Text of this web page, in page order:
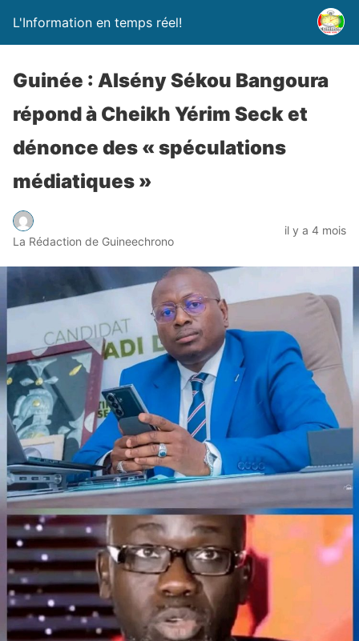
L'Information en temps réel!
Guinée : Alsény Sékou Bangoura
répond à Cheikh Yérim Seck et
dénonce des « spéculations
médiatiques »
La Rédaction de Guineechrono
il y a 4 mois